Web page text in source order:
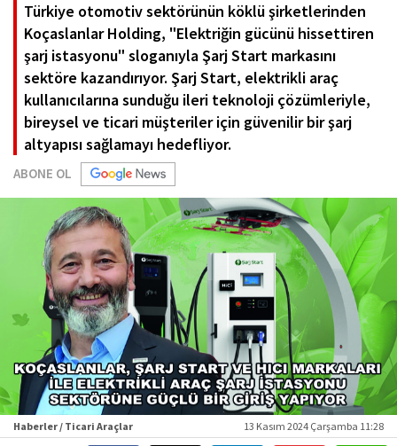
Türkiye otomotiv sektörünün köklü şirketlerinden
Koçaslanlar Holding, "Elektriğin gücünü hissettiren
şarj istasyonu" sloganıyla Şarj Start markasını
sektöre kazandırıyor. Şarj Start, elektrikli araç
kullanıcılarına sunduğu ileri teknoloji çözümleriyle,
bireysel ve ticari müşteriler için güvenilir bir şarj
altyapısı sağlamayı hedefliyor.
ABONE OL
Haberler / Ticari Araçlar 13 Kasım 2024 Çarşamba 11:28